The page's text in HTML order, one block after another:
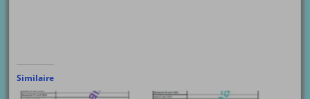
Similaire